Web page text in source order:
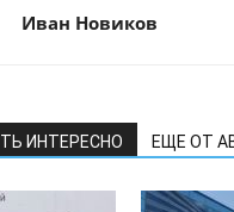
Иван Новиков
ИНТЕРЕСНО ЕЩЕ ОТ